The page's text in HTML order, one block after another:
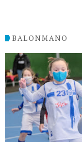
BALONMANO